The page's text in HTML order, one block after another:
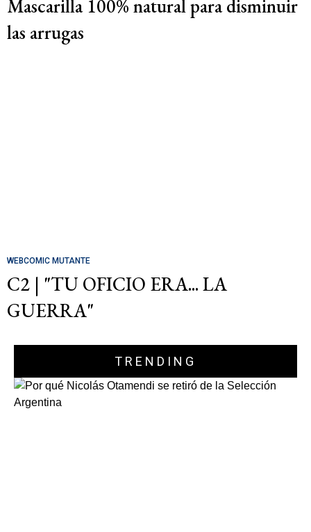
Mascarilla 100% natural para disminuir
las arrugas
WEBCOMIC MUTANTE
C2 | "TU OFICIO ERA... LA
GUERRA"
TRENDING